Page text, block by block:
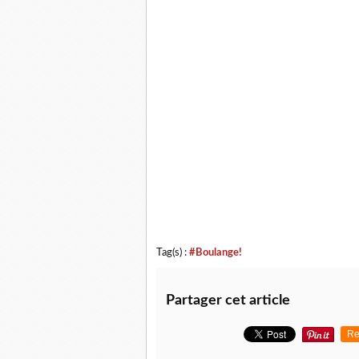
Tag(s) : #Boulange!
Partager cet article